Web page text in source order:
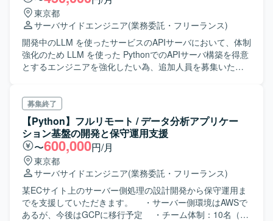
東京都
サーバサイドエンジニア(業務委託・フリーランス)
開発中のLLM を使ったサービスのAPIサーバにおいて、体制
強化のため LLM を使った PythonでのAPIサーバ構築を得意
とするエンジニアを強化したい為、追加人員を募集いたし
募集終了
【Python】フルリモート / データ分析アプリケー
ション基盤の開発と保守運用支援
〜600,000円/月
東京都
サーバサイドエンジニア(業務委託・フリーランス)
某ECサイト上のサーバー側処理の設計開発から保守運用ま
でを支援していただきます。 ・サーバー側環境はAWSで
あるが、今後はGCPに移行予定 ・チーム体制：10名（上